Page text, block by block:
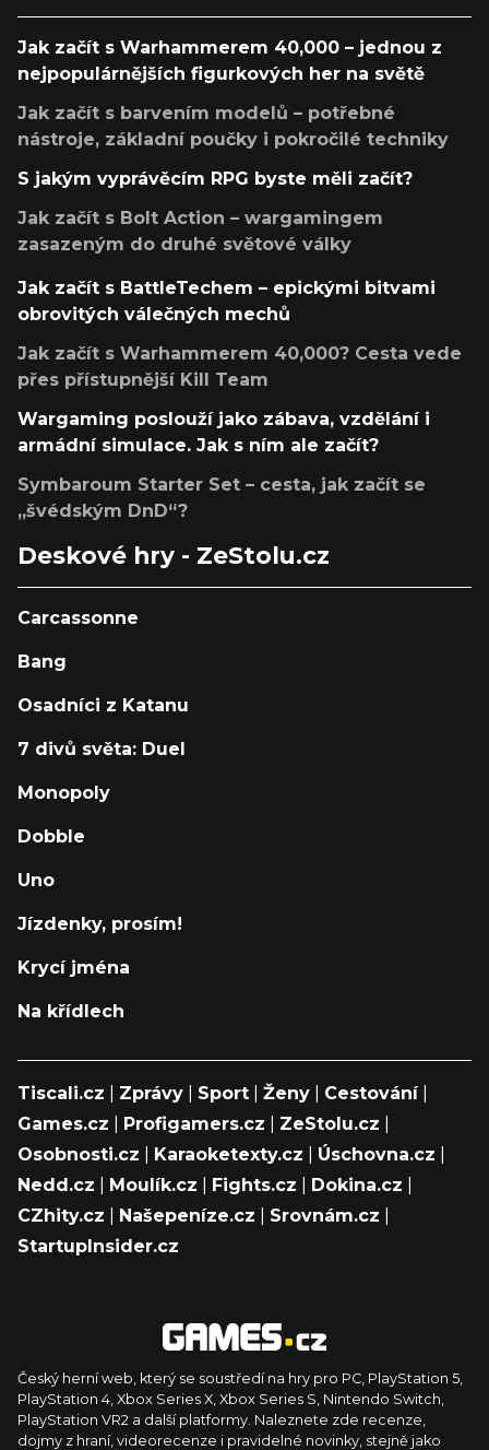
Jak začít s Warhammerem 40,000 – jednou z
nejpopulárnějších figurkových her na světě
Jak začít s barvením modelů – potřebné
nástroje, základní poučky i pokročilé techniky
S jakým vyprávěcím RPG byste měli začít?
Jak začít s Bolt Action – wargamingem
zasazeným do druhé světové války
Jak začít s BattleTechem – epickými bitvami
obrovitých válečných mechů
Jak začít s Warhammerem 40,000? Cesta vede
přes přístupnější Kill Team
Wargaming poslouží jako zábava, vzdělání i
armádní simulace. Jak s ním ale začít?
Symbaroum Starter Set – cesta, jak začít se
„švédským DnD“?
Deskové hry - ZeStolu.cz
Carcassonne
Bang
Osadníci z Katanu
7 divů světa: Duel
Monopoly
Dobble
Uno
Jízdenky, prosím!
Krycí jména
Na křídlech
Tiscali.cz Zprávy Sport Ženy Cestování|
Games.cz
Profigamers.cz ZeStolu.cz
Osobnosti.cz
Karaoketexty.cz Úschovna.cz
Nedd.cz
Moulík.cz Fights.cz Dokina.cz
CZhity.cz
Našepeníze.cz Srovnám.cz
StartupInsider.cz
Český herní web, který se soustředí na hry pro PC, PlayStation 5,
PlayStation 4, Xbox Series X, Xbox Series S, Nintendo Switch,
PlayStation VR2 a další platformy. Naleznete zde recenze,
dojmy z hraní, videorecenze i pravidelné novinky, stejně jako